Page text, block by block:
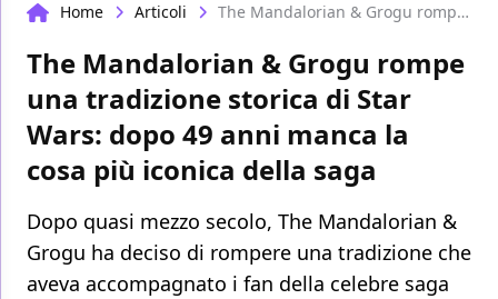
Home Articoli The Mandalorian & Grogu rompe una tradizione storica di Star Wars: dopo 49 anni manca la cosa più iconica della saga
The Mandalorian & Grogu rompe
una tradizione storica di Star
Wars: dopo 49 anni manca la
cosa più iconica della saga
Dopo quasi mezzo secolo, The Mandalorian &
Grogu ha deciso di rompere una tradizione che
aveva accompagnato i fan della celebre saga